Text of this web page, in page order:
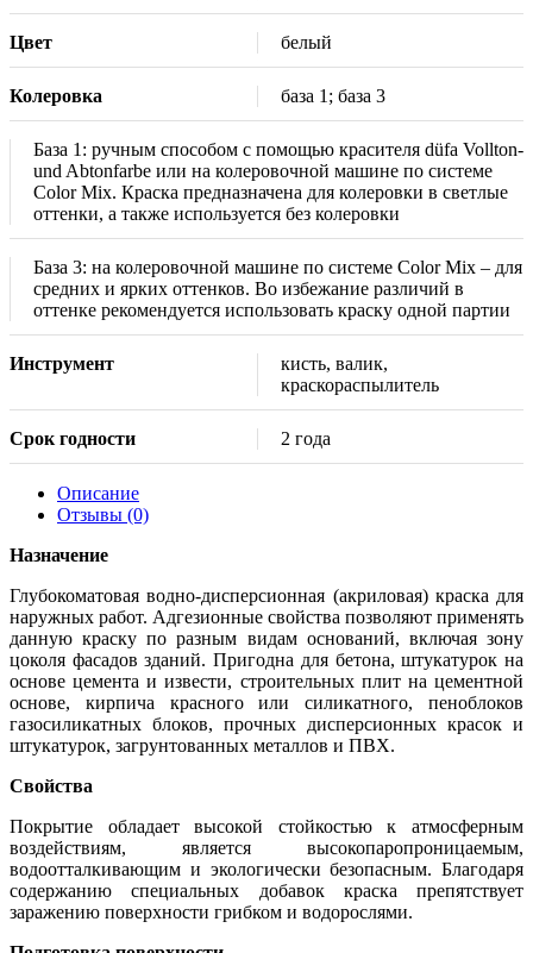
Цвет белый
Колеровка база 1; база 3
База 1: ручным способом с помощью красителя düfa Vollton-
und Abtonfarbe или на колеровочной машине по системе
Color Mix. Краска предназначена для колеровки в светлые
оттенки, а также используется без колеровки
База 3: на колеровочной машине по системе Color Mix – для
средних и ярких оттенков. Во избежание различий в
оттенке рекомендуется использовать краску одной партии
Инструмент
кисть, валик,
краскораспылитель
Срок годности 2 года
Описание
Отзывы (0)
Назначение
Глубокоматовая водно-дисперсионная (акриловая) краска для
наружных работ. Адгезионные свойства позволяют применять
данную краску по разным видам оснований, включая зону
цоколя фасадов зданий. Пригодна для бетона, штукатурок на
основе цемента и извести, строительных плит на цементной
основе, кирпича красного или силикатного, пеноблоков
газосиликатных блоков, прочных дисперсионных красок и
штукатурок, загрунтованных металлов и ПВХ.
Свойства
Покрытие обладает высокой стойкостью к атмосферным
воздействиям, является высокопаропроницаемым,
водоотталкивающим и экологически безопасным. Благодаря
содержанию специальных добавок краска препятствует
заражению поверхности грибком и водорослями.